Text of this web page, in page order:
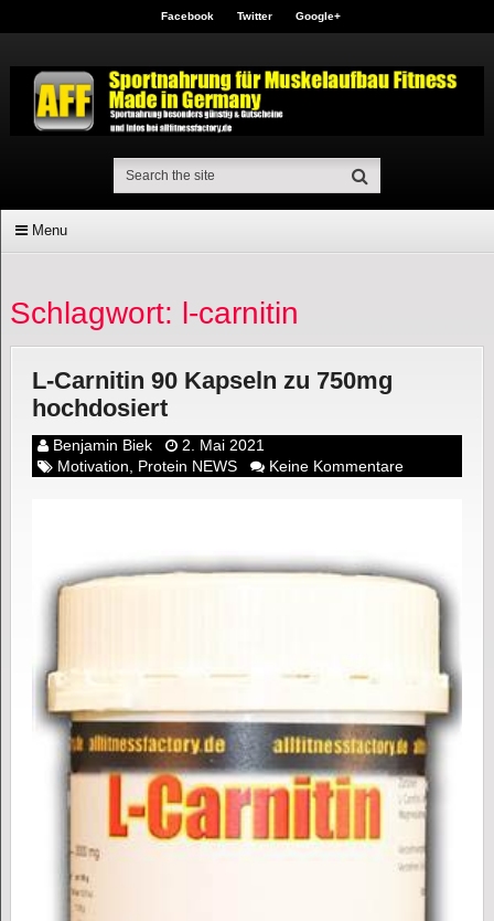
Facebook Twitter Google+
Menu
Schlagwort: l-carnitin
L-Carnitin 90 Kapseln zu 750mg
hochdosiert
Benjamin Biek
2. Mai 2021
Motivation, Protein NEWS Keine Kommentare